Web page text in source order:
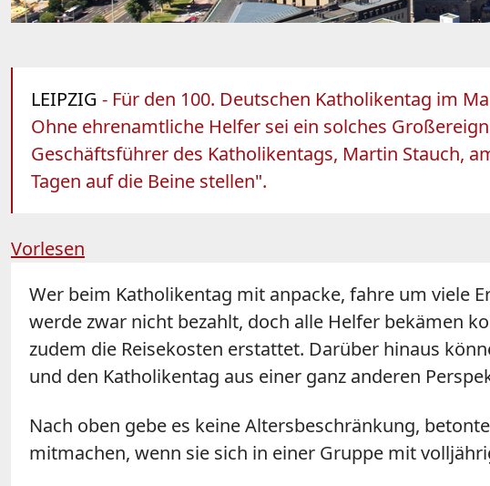
LEIPZIG - Für den 100. Deutschen Katholikentag im
Ohne ehrenamtliche Helfer sei ein solches
Geschäftsführer des Katholikentags, Martin Stauch,
Tagen auf die Beine stellen".
Vorlesen
Wer beim Katholikentag mit anpacke, fahre um viele
werde zwar nicht bezahlt, doch alle Helfer bekämen
zudem die Reisekosten erstattet. Darüber hinaus
und den Katholikentag aus einer ganz anderen
Nach oben gebe es keine Altersbeschränkung,
mitmachen, wenn sie sich in einer Gruppe mit